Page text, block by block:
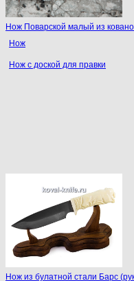
Нож Поварской малый из
Нож
Нож с доской для правки
Нож из булатной стали Барс